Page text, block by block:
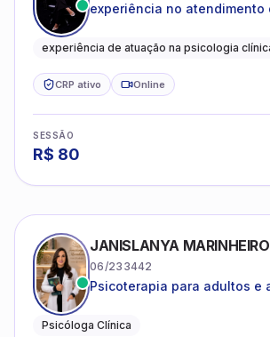
experiência no atendimento
catastróficos e
experiência de atuação na psicologia
CRP ativo Online
SESSÃO
R$ 80
JANISLANYA
06/233442
Psicoterapia para adultos e
Psicóloga Clínica